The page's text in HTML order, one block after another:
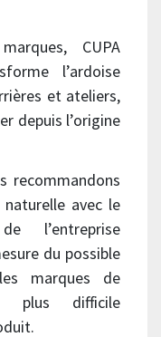
CUPA
l’ardoise
et ateliers,
depuis l’origine
recommandons
avec le
l’entreprise
du possible
marques de
plus difficile